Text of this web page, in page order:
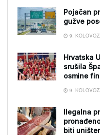
Pojačan
gužve
9.
Hrvatska
srušila
osmine
9.
Ilegalna
biti